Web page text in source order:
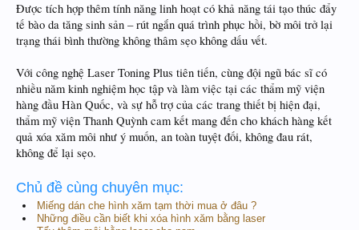
Được tích hợp thêm tính năng linh hoạt có khả năng tái tạo thúc đẩy
tế bào da tăng sinh sản – rút ngắn quá trình phục hồi, bờ môi trở lại
trạng thái bình thường không thâm sẹo không dấu vết.
Với công nghệ Laser Toning Plus tiên tiến, cùng đội ngũ bác sĩ có
nhiều năm kinh nghiệm học tập và làm việc tại các thẩm mỹ viện
hàng đầu Hàn Quốc, và sự hỗ trợ của các trang thiết bị hiện đại,
thẩm mỹ viện Thanh Quỳnh cam kết mang đến cho khách hàng kết
quả xóa xăm môi như ý muốn, an toàn tuyệt đối, không đau rát,
không để lại sẹo.
Chủ đề cùng chuyên mục:
Miếng dán che hình xăm tạm thời mua ở đâu ?
Những điều cần biết khi xóa hình xăm bằng laser